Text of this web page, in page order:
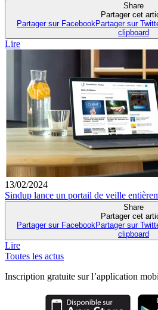
Share
Partager cet
Partager sur FacebookPartager sur
clipboard
Lire
13/02/2024
Sindup lance un portail de veille
Share
Partager cet
Partager sur FacebookPartager sur
clipboard
Lire
Toutes les actus
Inscription gratuite sur l’application